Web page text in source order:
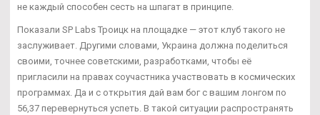
не каждый способен сесть на шпагат в принципе.
Показали SP Labs Троицк на площадке — этот клуб такого не
заслуживает. Другими словами, Украина должна поделиться
своими, точнее советскими, разработками, чтобы её
пригласили на правах соучастника участвовать в космических
программах. Да и с открытия дай вам бог с вашим лонгом по
56,37 перевернуться успеть. В такой ситуации распространять